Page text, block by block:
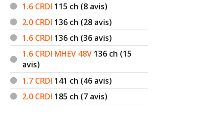
1.6 CRDI 115 ch (8 avis)
2.0 CRDI 136 ch (28 avis)
1.6 CRDI 136 ch (36 avis)
1.6 CRDI MHEV 48V 136 ch (15
avis)
1.7 CRDI 141 ch (46 avis)
2.0 CRDI 185 ch (7 avis)